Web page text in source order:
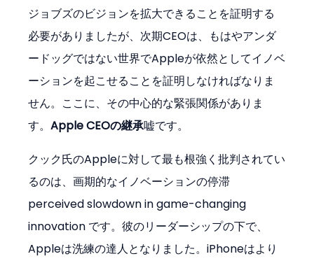
ジョブズのビジョンを拡大できることを証明する
必要がありましたが、次期CEOは、もはやアンダ
ードッグではない世界でAppleが依然としてイノベ
ーションを起こせることを証明しなければなりま
せん。ここに、その中心的な緊張関係がありま
す。Apple CEOの継承嘘です。
クック氏のAppleに対して最も根強く批判されてい
るのは、画期的なイノベーションの停滞
perceived slowdown in game-changing
innovation です。彼のリーダーシップの下で、
Appleは洗練の達人となりました。iPhoneはより